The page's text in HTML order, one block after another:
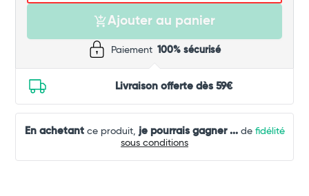
Ajouter au panier
Paiement 100% sécurisé
Livraison offerte dès 59€
En achetantce produit, je pourrais gagner ...de fidélité
sous conditions